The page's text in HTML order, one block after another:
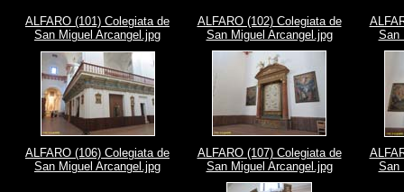
ALFARO (101) Colegiata de
San Miguel Arcangel.jpg
ALFARO (102) Colegiata de
San Miguel Arcangel.jpg
San
ALFARO (106) Colegiata de
San Miguel Arcangel.jpg
ALFARO (107) Colegiata de
San Miguel Arcangel.jpg
San